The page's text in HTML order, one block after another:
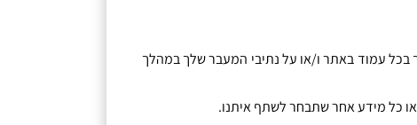
בכל עמוד באתר ו/או על נתיבי המעבר שלך במהלך
או כל מידע אחר שתבחר לשתף איתנו.